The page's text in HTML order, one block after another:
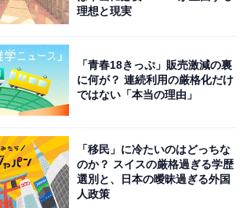
、それだけで冷徹で研ぎ澄まされ
るからです」（30代男性／大阪府）
50代女性／埼玉県）
理想と現実
「青春18きっぷ」販売激減の裏
に何が？ 連続利用の厳格化だけ
ではない「本当の理由」
「移民」に冷たいのはどっちな
のか？ スイスの厳格過ぎる学歴
選別と、日本の曖昧過ぎる外国
人政策